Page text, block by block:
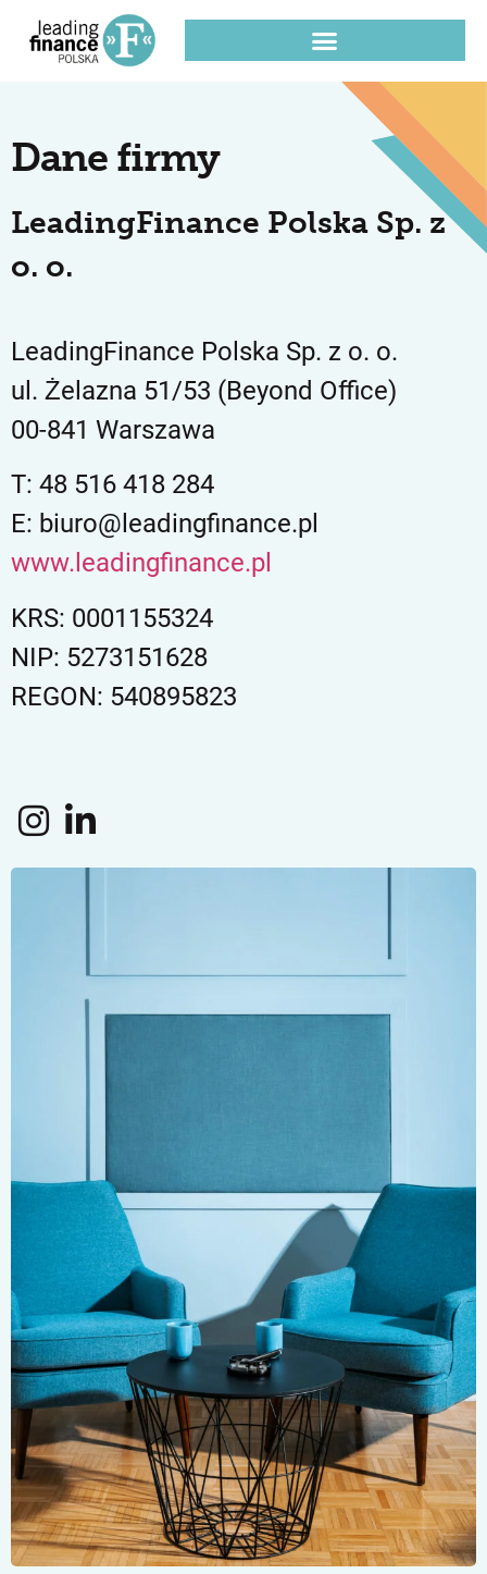
Dane firmy
LeadingFinance Polska Sp. z
o. o.
LeadingFinance Polska Sp. z o. o.
ul. Żelazna 51/53 (Beyond Office)
00-841 Warszawa
T: 48 516 418 284
E: biuro@leadingfinance.pl
www.leadingfinance.pl
KRS: 0001155324
NIP: 5273151628
REGON: 540895823